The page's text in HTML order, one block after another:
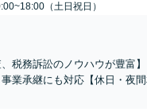
（土日祝日）
税務訴訟のノウハウが豊富
業承継にも対応【休日・夜